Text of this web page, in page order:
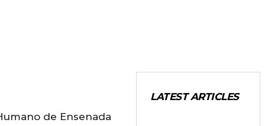
de Ensenada
LATEST ARTICLES